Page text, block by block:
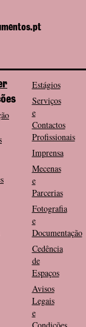
Estágios
Serviços
e
Contactos
Profissionais
Imprensa
Mecenas
e
Parcerias
Fotografia
e
Documentação
Cedência
de
Espaços
Avisos
Legais
e